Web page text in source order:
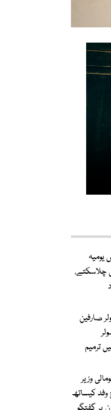
یومیہ
چلاسکتے،
صارفین
وزیر
کیساتھ